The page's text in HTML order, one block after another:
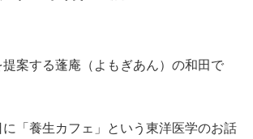
案する蓬庵（よもぎあん）の和田で
に「養生カフェ」という東洋医学のお話